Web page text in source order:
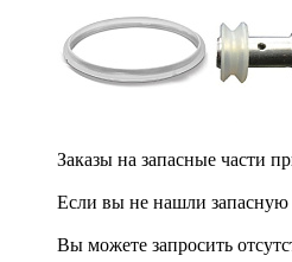
Заказы на запасные части
Если вы не нашли запасную
Вы можете запросить